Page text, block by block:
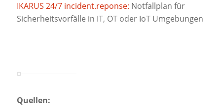
IKARUS 24/7 incident.reponse: Notfallplan für
Sicherheitsvorfälle in IT, OT oder IoT Umgebungen
Quellen: